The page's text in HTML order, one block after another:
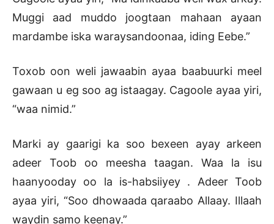
Muggi aad muddo joogtaan mahaan ayaan
mardambe iska waraysandoonaa, iding Eebe.”
Toxob oon weli jawaabin ayaa baabuurki meel
gawaan u eg soo ag istaagay. Cagoole ayaa yiri,
“waa nimid.”
Marki ay gaarigi ka soo bexeen ayay arkeen
adeer Toob oo meesha taagan. Waa la isu
haanyooday oo la is-habsiiyey . Adeer Toob
ayaa yiri, “Soo dhowaada qaraabo Allaay. Illaah
waydin samo keenay.”